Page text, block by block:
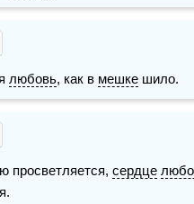
любовь, как в мешке шило.
просветляется, сердце